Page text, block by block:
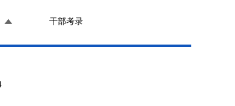
干部考录